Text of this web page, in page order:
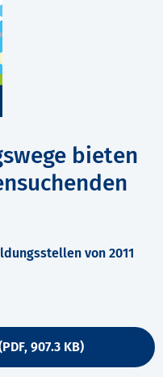
bieten
von 2011
907.3 KB)